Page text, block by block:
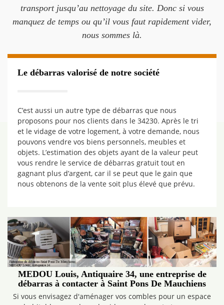
transport jusqu’au nettoyage du site. Donc si vous
manquez de temps ou qu’il vous faut rapidement vider,
nous sommes là.
Le débarras valorisé de notre société
C’est aussi un autre type de débarras que nous
proposons pour nos clients dans le 34230. Après le tri
et le vidage de votre logement, à votre demande, nous
pouvons vendre vos biens personnels, meubles et
objets. L’estimation des objets ayant de la valeur peut
vous rendre le service de débarras gratuit tout en
gagnant plus d’argent, car il se peut que le gain que
nous obtenons de la vente soit plus élevé que prévu.
MEDOU Louis, Antiquaire 34, une entreprise de
débarras à contacter à Saint Pons De Mauchiens
Si vous envisagez d'aménager vos combles pour un espace